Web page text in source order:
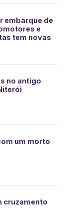
embarque de
e
tem novas
no antigo
um morto
cruzamento